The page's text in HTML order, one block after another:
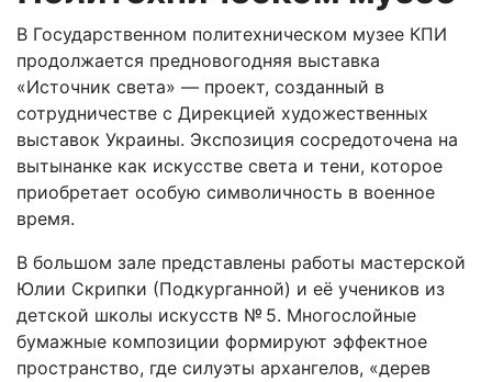
В Государственном политехническом музее КПИ
продолжается предновогодняя выставка
«Источник света» — проект, созданный в
сотрудничестве с Дирекцией художественных
выставок Украины. Экспозиция сосредоточена на
вытынанке как искусстве света и тени, которое
приобретает особую символичность в военное
время.
В большом зале представлены работы мастерской
Юлии Скрипки (Подкурганной) и её учеников из
детской школы искусств № 5. Многослойные
бумажные композиции формируют эффектное
пространство, где силуэты архангелов, «дерев